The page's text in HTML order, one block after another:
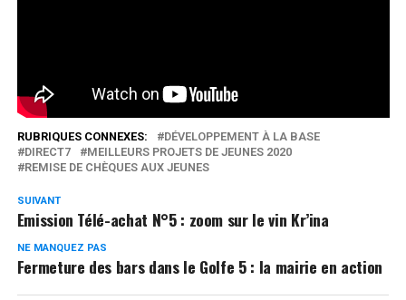
RUBRIQUES CONNEXES:
DÉVELOPPEMENT À LA BASE
DIRECT7
MEILLEURS PROJETS DE JEUNES 2020
REMISE DE CHÈQUES AUX JEUNES
SUIVANT
Emission Télé-achat N°5 : zoom sur le vin Kr’ina
NE MANQUEZ PAS
Fermeture des bars dans le Golfe 5 : la mairie en action